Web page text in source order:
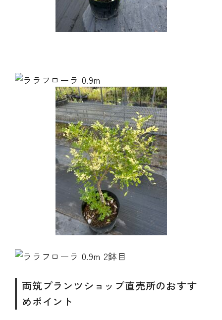
両筑プランツショップ直売所のおすす
めポイント